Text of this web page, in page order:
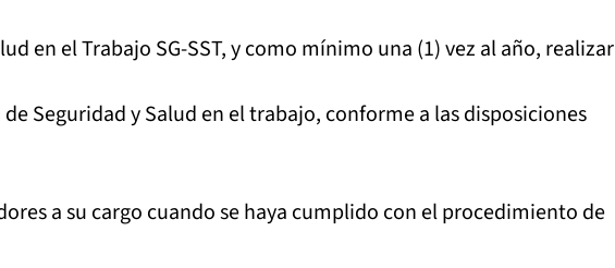
en el Trabajo SG-SST, y como mínimo una (1) vez al año, realizar
Seguridad y Salud en el trabajo, conforme a las disposiciones
a su cargo cuando se haya cumplido con el procedimiento de